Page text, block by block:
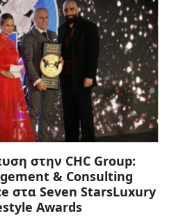
στην CHC Group:
& Consulting
στα Seven StarsLuxury
Awards